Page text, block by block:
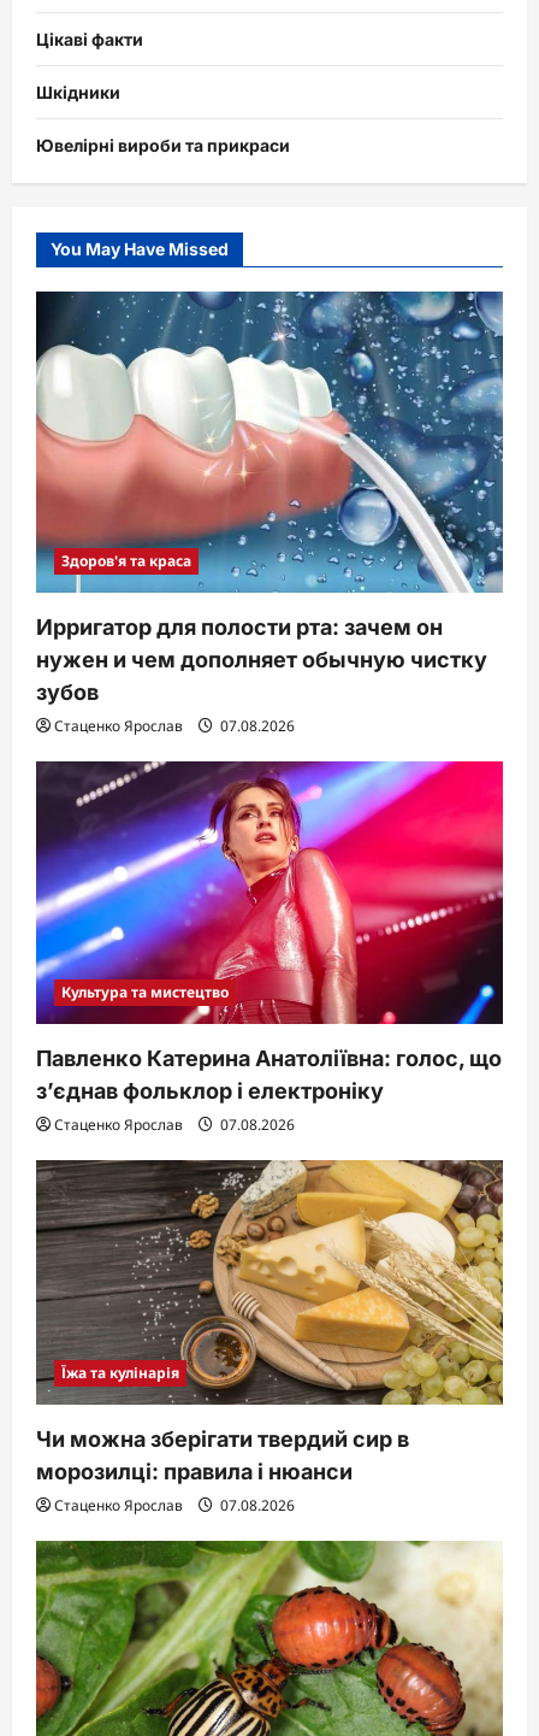
Цікаві факти
Шкідники
Ювелірні вироби та прикраси
You May Have Missed
Здоров'я та краса
Ирригатор для полости рта: зачем он
нужен и чем дополняет обычную чистку
зубов
Стаценко Ярослав 07.08.2026
Культура та мистецтво
Павленко Катерина Анатоліївна: голос, що
з’єднав фольклор і електроніку
Стаценко Ярослав 07.08.2026
Їжа та кулінарія
Чи можна зберігати твердий сир в
морозилці: правила і нюанси
Стаценко Ярослав 07.08.2026